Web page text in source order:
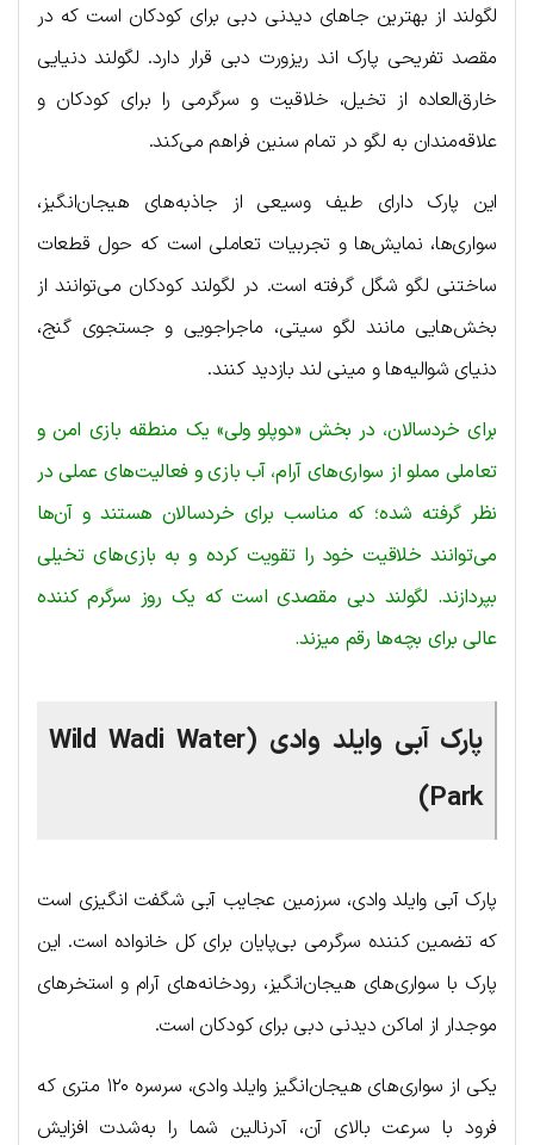
لگولند از بهترین جاهای دیدنی دبی برای کودکان است که در
مقصد تفریحی پارک اند ریزورت دبی قرار دارد. لگولند دنیایی
خارق‌العاده از تخیل، خلاقیت و سرگرمی را برای کودکان و
علاقه‌مندان به لگو در تمام سنین فراهم می‌کند.
این پارک دارای طیف وسیعی از جاذبه‌های هیجان‌انگیز،
سواری‌ها، نمایش‌ها و تجربیات تعاملی است که حول قطعات
ساختنی لگو شگل گرفته است. در لگولند کودکان می‌توانند از
بخش‌هایی مانند لگو سیتی، ماجراجویی و جستجوی گنج،
دنیای شوالیه‌ها و مینی لند بازدید کنند.
برای خردسالان، در بخش «دوپلو ولی» یک منطقه بازی امن و
تعاملی مملو از سواری‌های آرام، آب بازی و فعالیت‌های عملی در
نظر گرفته شده؛ که مناسب برای خردسالان هستند و آن‌ها
می‌توانند خلاقیت خود را تقویت کرده و به بازی‌های تخیلی
بپردازند. لگولند دبی مقصدی است که یک روز سرگرم کننده
عالی برای بچه‌ها رقم میزند.
پارک آبی وایلد وادی (Wild Wadi Water
Park)
پارک آبی وایلد وادی، سرزمین عجایب آبی شگفت انگیزی است
که تضمین کننده سرگرمی بی‌پایان برای کل خانواده است. این
پارک با سواری‌های هیجان‌انگیز، رودخانه‌های آرام و استخرهای
موجدار از اماکن دیدنی دبی برای کودکان است.
یکی از سواری‌های هیجان‌انگیز وایلد وادی، سرسره ۱۲۰ متری که
فرود با سرعت بالای آن، آدرنالین شما را به‌شدت افزایش